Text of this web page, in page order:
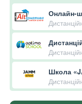
Онлайн-
Школа